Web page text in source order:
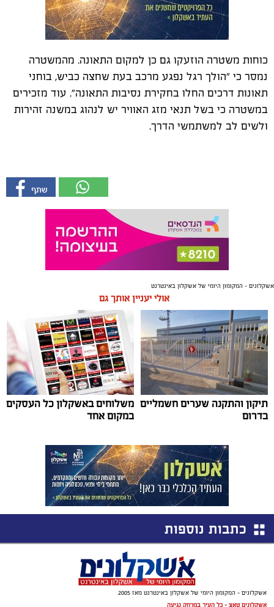
כוחות משטרה הוזעקו גם כן למקום התאונה. מהמשטרה
נמסר כי "הולך רגל נפגע מרכב בעת שחצה כביש, בוחני
תאונות דרכים החלו בחקירת נסיבות התאונה". עוד מזכירים
במשטרה כי בשל תנאי מזג האוויר יש לנהוג במשנה זהירות
ולשים לב למשתמשי הדרך.
אשקלונים - המקומון היומי של אשקלון באינטרנט
אולי יעניין אותך גם
תיקון והתקנה שערים חשמליים
בדרום
משלוחים באשקלון כל העסקים
במקום אחד
כתבות נוספות
אשקלונים - המקומון היומי של אשקלון באינטרנט מאז 2005
אשקלונים טאצ - כל העיר במרחק נגיעה